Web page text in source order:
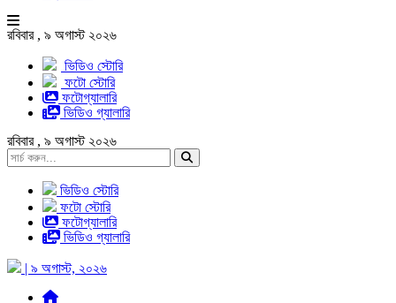
রবিবার , ৯ অগাস্ট ২০২৬
ভিডিও স্টোরি
ফটো স্টোরি
ফটোগ্যালারি
ভিডিও গ্যালারি
রবিবার , ৯ অগাস্ট ২০২৬
ভিডিও স্টোরি
ফটো স্টোরি
ফটোগ্যালারি
ভিডিও গ্যালারি
| ৯ অগাস্ট, ২০২৬